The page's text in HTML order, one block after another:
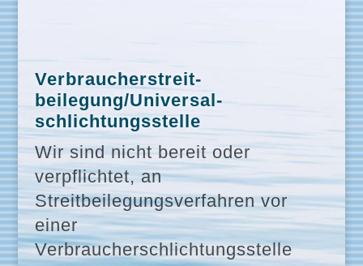
Verbraucher­streit­
beilegung/Universal­
schlichtungs­stelle
Wir sind nicht bereit oder
verpflichtet, an
Streitbeilegungsverfahren vor
einer
Verbraucherschlichtungsstelle